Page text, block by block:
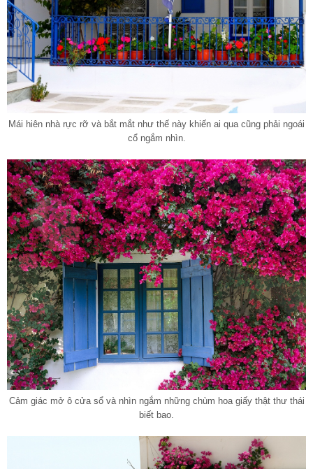
Mái hiên nhà rực rỡ và bắt mắt như thế này khiến ai qua cũng phải ngoái
cổ ngắm nhìn.
Cảm giác mở ô cửa sổ và nhìn ngắm những chùm hoa giấy thật thư thái
biết bao.